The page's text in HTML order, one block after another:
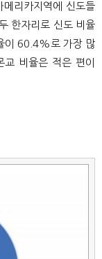
리카지역에 신도들
한자리로 신도 비율
이 60.4%로 가장 많
비율은 적은 편이